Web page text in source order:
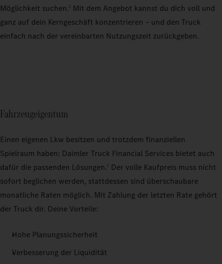
Möglichkeit suchen.1 Mit dem Angebot kannst du dich voll und
ganz auf dein Kerngeschäft konzentrieren – und den Truck
einfach nach der vereinbarten Nutzungszeit zurückgeben.
Fahrzeugeigentum
Einen eigenen Lkw besitzen und trotzdem finanziellen
Spielraum haben: Daimler Truck Financial Services bietet auch
dafür die passenden Lösungen.1 Der volle Kaufpreis muss nicht
sofort beglichen werden, stattdessen sind überschaubare
monatliche Raten möglich. Mit Zahlung der letzten Rate gehört
der Truck dir. Deine Vorteile:
Hohe Planungssicherheit
Verbesserung der Liquidität